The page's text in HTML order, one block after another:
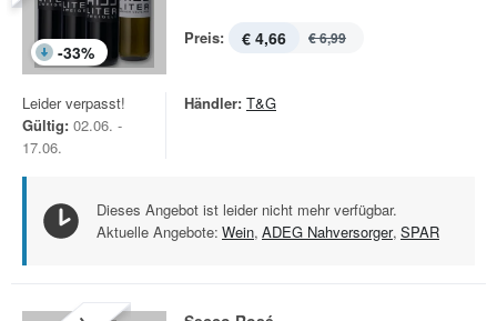
-33%
Preis: € 4,66 € 6,99
Leider verpasst!
Gültig: 02.06. -
17.06.
Händler: T&G
Dieses Angebot ist leider nicht mehr verfügbar.
Aktuelle Angebote: Wein, ADEG Nahversorger, SPAR